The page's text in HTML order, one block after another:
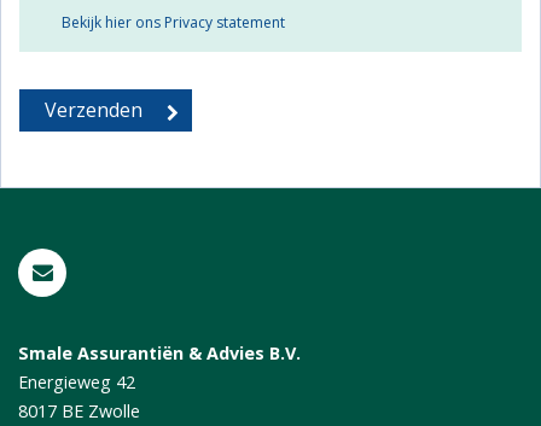
Bekijk hier ons Privacy statement
Smale Assurantiën & Advies B.V.
Energieweg 42
8017 BE Zwolle